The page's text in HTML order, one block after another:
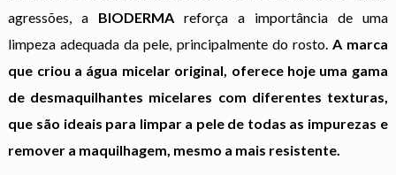
agressões, a BIODERMA reforça a importância de uma
limpeza adequada da pele, principalmente do rosto. A marca
que criou a água micelar original, oferece hoje uma gama
de desmaquilhantes micelares com diferentes texturas,
que são ideais para limpar a pele de todas as impurezas e
remover a maquilhagem, mesmo a mais resistente.